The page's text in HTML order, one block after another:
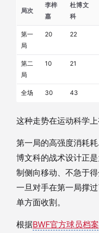
局次
李梓
嘉
杜博文
科
第一
局
20 22
第二
局
10 21
全场 30 43
这种走势在运动科学
第一局的高强度消耗
博文科的战术设计正
制侧向移动、不急于
一旦对手在第一局撑
单方面收割。
根据BWF官方球员档案